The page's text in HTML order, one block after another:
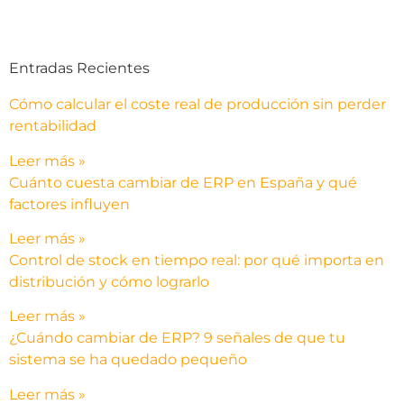
Entradas Recientes
Cómo calcular el coste real de producción sin perder
rentabilidad
Leer más »
Cuánto cuesta cambiar de ERP en España y qué
factores influyen
Leer más »
Control de stock en tiempo real: por qué importa en
distribución y cómo lograrlo
Leer más »
¿Cuándo cambiar de ERP? 9 señales de que tu
sistema se ha quedado pequeño
Leer más »